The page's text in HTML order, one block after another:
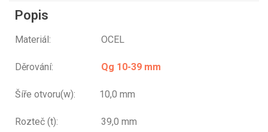
Popis
Materiál: OCEL
Děrování: Qg 10-39 mm
Šíře otvoru(w): 10,0 mm
Rozteč (t): 39,0 mm